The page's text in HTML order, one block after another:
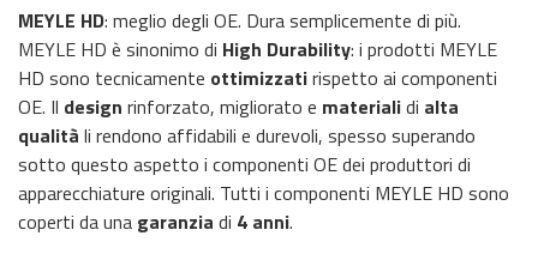
MEYLE HD: meglio degli OE. Dura semplicemente di più.
MEYLE HD è sinonimo di High Durability: i prodotti MEYLE
HD sono tecnicamente ottimizzatirispetto ai componenti
OE. Il design rinforzato, migliorato e materialidi alta
qualità li rendono affidabili e durevoli, spesso superando
sotto questo aspetto i componenti OE dei produttori di
apparecchiature originali. Tutti i componenti MEYLE HD sono
coperti da una garanzia di 4 anni.